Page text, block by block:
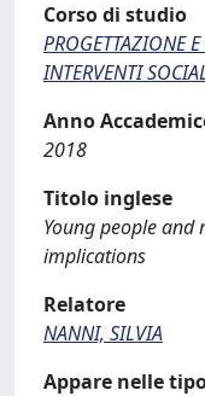
Corso di studio
PROGETTAZIONE
INTERVENTI
Anno
2018
Titolo inglese
Young people
implications
Relatore
NANNI, SILVIA
Appare nelle